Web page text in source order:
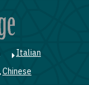
Italian
Chinese